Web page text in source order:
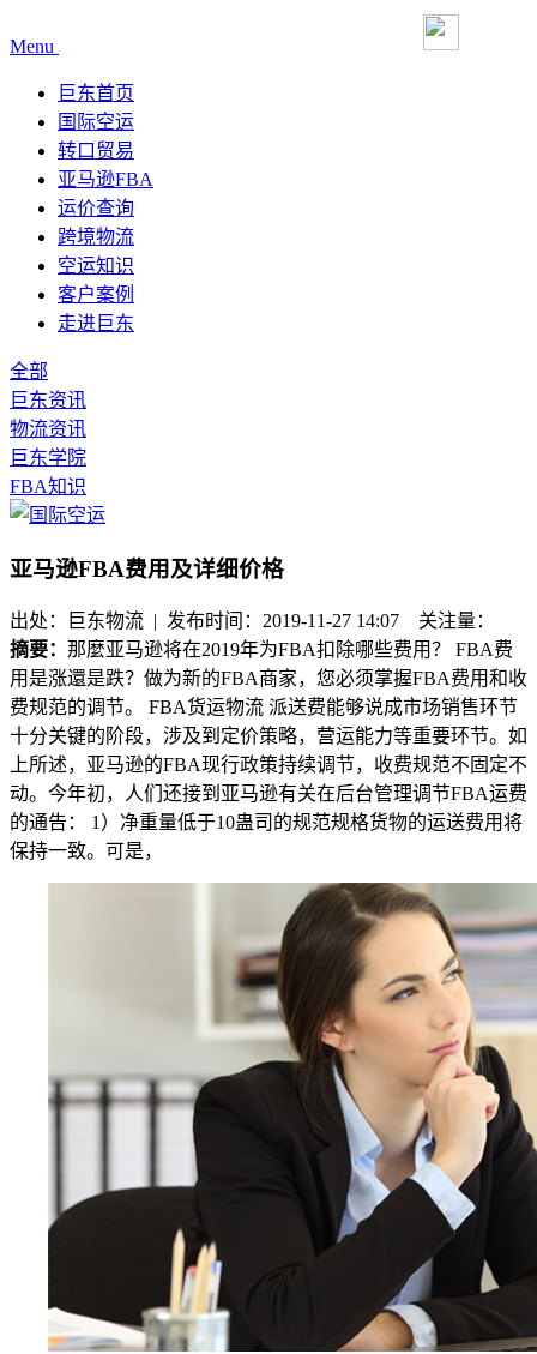
Menu
巨东首页
国际空运
转口贸易
亚马逊FBA
运价查询
跨境物流
空运知识
客户案例
走进巨东
全部
巨东资讯
物流资讯
巨东学院
FBA知识
亚马逊FBA费用及详细价格
出处：巨东物流 | 发布时间：2019-11-27 14:07 关注量：
摘要： 那麼亚马逊将在2019年为FBA扣除哪些费用？ FBA费
用是涨還是跌？做为新的FBA商家，您必须掌握FBA费用和收
费规范的调节。 FBA货运物流 派送费能够说成市场销售环节
十分关键的阶段，涉及到定价策略，营运能力等重要环节。如
上所述，亚马逊的FBA现行政策持续调节，收费规范不固定不
动。今年初，人们还接到亚马逊有关在后台管理调节FBA运费
的通告： 1）净重量低于10蛊司的规范规格货物的运送费用将
保持一致。可是，